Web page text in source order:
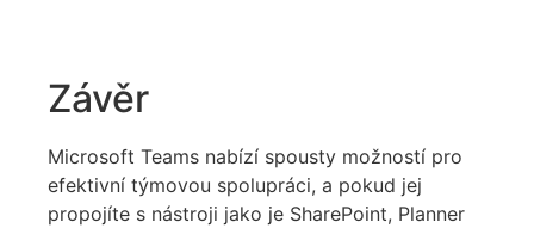
Závěr
Microsoft Teams nabízí spousty možností pro
efektivní týmovou spolupráci, a pokud jej
propojíte s nástroji jako je SharePoint, Planner